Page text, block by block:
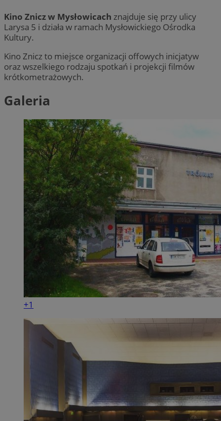
Kino Znicz w Mysłowicach znajduje się przy ulicy
Larysa 5 i działa w ramach Mysłowickiego Ośrodka
Kultury.
Kino Znicz to miejsce organizacji offowych inicjatyw
oraz wszelkiego rodzaju spotkań i projekcji filmów
krótkometrażowych.
Galeria
+1